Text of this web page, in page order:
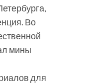
Во
мины
для